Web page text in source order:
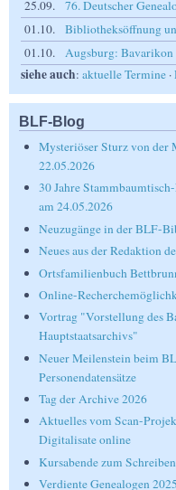
25.09.
76. Deutscher
01.10.
Bibliotheksöffnung
01.10.
Augsburg: Bavarikon
siehe auch: aktuelle Termine ·
BLF-Blog
Mysteriöser Sturz von der
22.05.2026
30 Jahre
am 24.05.2026
Neuzugänge in der BLF-
Neues aus der Redaktion
Ortsfamilienbuch
Online-
Vortrag "Vorstellung des
Hauptstaatsarchivs"
Neuer Meilenstein beim
Personendatensätze
Tag der Archive 2026
Aktuelles vom Scan-
Digitalisate online
Kursabende zum
Verdiente Genealogen 2025